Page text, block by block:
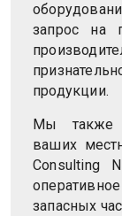
запрос на
продукции.
Мы также
ваших
Consulting
запасных